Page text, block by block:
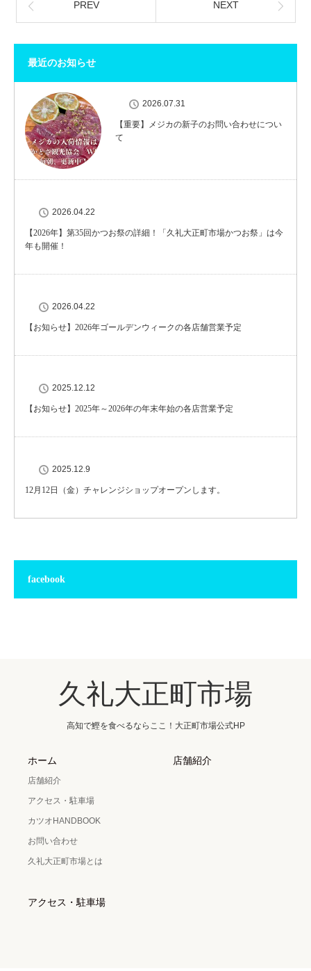
PREV NEXT
最近のお知らせ
2026.07.31
【重要】メジカの新子のお問い合わせについ
て
2026.04.22
【2026年】第35回かつお祭の詳細！「久礼大正町市場かつお祭」は今
年も開催！
2026.04.22
【お知らせ】2026年ゴールデンウィークの各店舗営業予定
2025.12.12
【お知らせ】2025年～2026年の年末年始の各店営業予定
2025.12.9
12月12日（金）チャレンジショップオープンします。
facebook
久礼大正町市場
高知で鰹を食べるならここ！大正町市場公式HP
ホーム
店舗紹介
アクセス・駐車場
カツオHANDBOOK
お問い合わせ
久礼大正町市場とは
店舗紹介
アクセス・駐車場